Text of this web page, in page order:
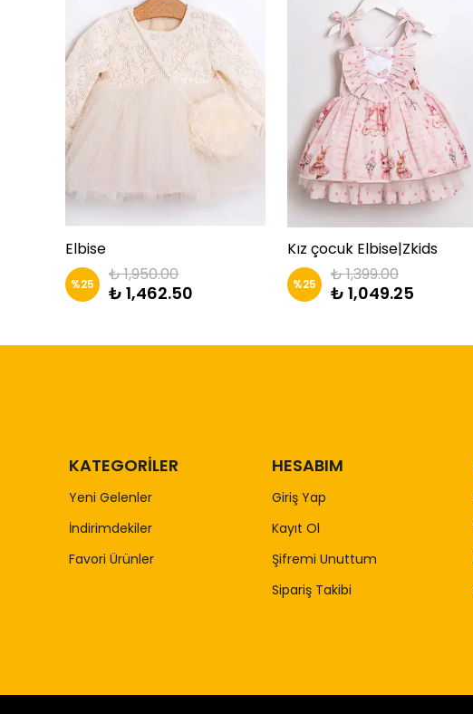
Elbise
%25 ₺ 1,950.00
₺ 1,462.50
Kız çocuk Elbise|Zkids
%25 ₺ 1,399.00
₺ 1,049.25
KATEGORİLER
Yeni Gelenler
İndirimdekiler
Favori Ürünler
HESABIM
Giriş Yap
Kayıt Ol
Şifremi Unuttum
Sipariş Takibi